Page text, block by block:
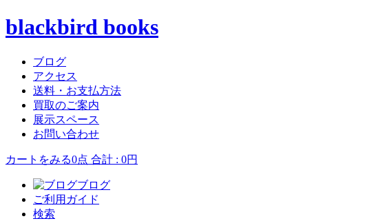
blackbird books
ブログ
アクセス
送料・お支払方法
買取のご案内
展示スペース
お問い合わせ
カートをみる0点 合計 : 0円
ブログ
ご利用ガイド
検索